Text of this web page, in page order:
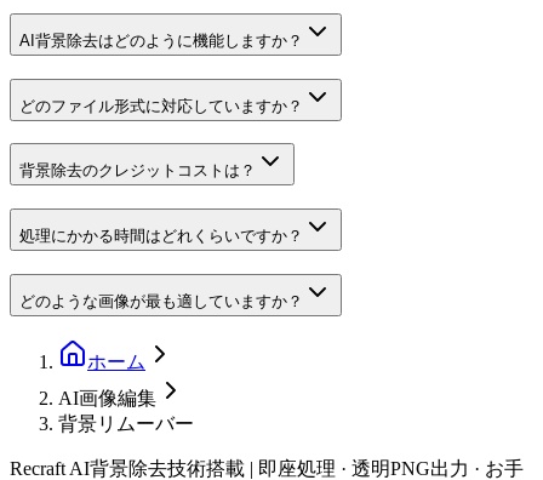
AI背景除去はどのように機能しますか？
どのファイル形式に対応していますか？
背景除去のクレジットコストは？
処理にかかる時間はどれくらいですか？
どのような画像が最も適していますか？
ホーム
AI画像編集
背景リムーバー
Recraft AI背景除去技術搭載 | 即座処理 · 透明PNG出力 · お手